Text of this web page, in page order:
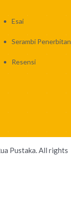
Esai
Serambi Penerbitan
Resensi
Pustaka. All rights